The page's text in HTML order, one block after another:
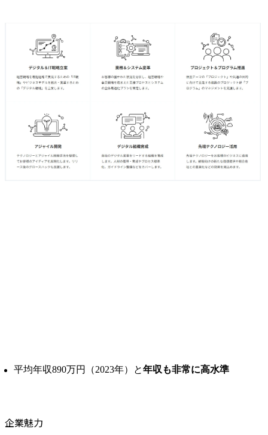
平均年収890万円（2023年）と年収も非常に高水準
企業魅力